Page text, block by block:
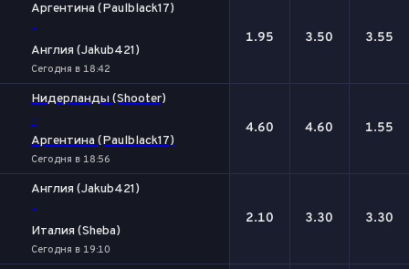
Аргентина (Paulblack17)
-
Англия (Jakub421)
Сегодня в 18:42
1.95 3.50 3.55
Нидерланды (Shooter)
-
Аргентина (Paulblack17)
Сегодня в 18:56
4.60 4.60 1.55
Англия (Jakub421)
-
Италия (Sheba)
Сегодня в 19:10
2.10 3.30 3.30